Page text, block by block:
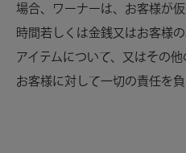
場合、ワーナーは、お客様が
時間若しくは金銭又はお客様
アイテムについて、又はその
お客様に対して一切の責任を負